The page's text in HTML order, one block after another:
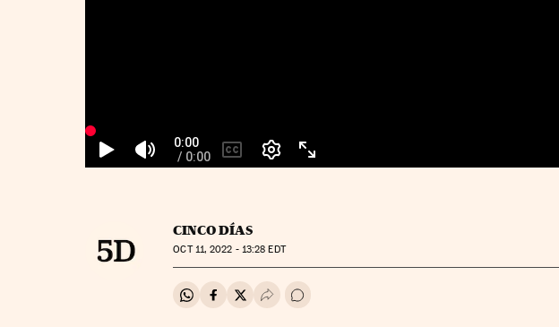
CINCO DÍAS
OCT11, 2022 - 13:28 EDT
Compartir en Whatsapp
Compartir en Facebook
Compartir en Twitter
Desplegar Redes Sociales
Ir a los comentarios